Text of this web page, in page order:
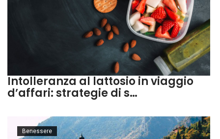
Intolleranza al lattosio in viaggio
d’affari: strategie di s…
Benessere